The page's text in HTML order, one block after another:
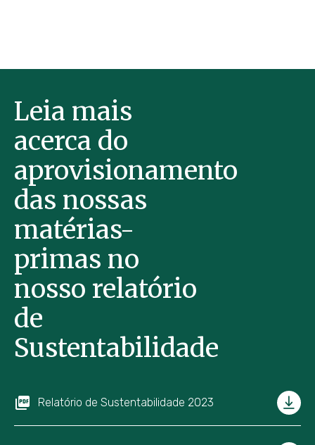
Leia mais
acerca do
aprovisionamento
das nossas
matérias-
primas no
nosso relatório
de
Sustentabilidade
Relatório de Sustentabilidade 2023